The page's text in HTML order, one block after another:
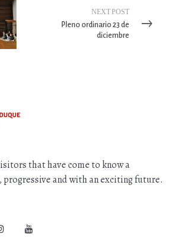
NEXT POST
Pleno ordinario 23 de
diciembre
that have come to know a
and with an exciting future.